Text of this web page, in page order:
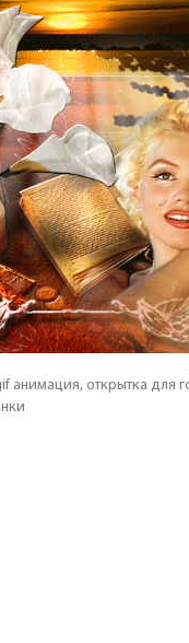
анимация, открытка для